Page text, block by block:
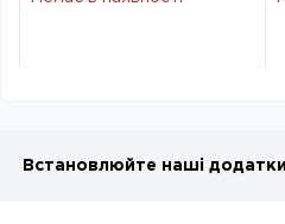
Встановлюйте наші додатки